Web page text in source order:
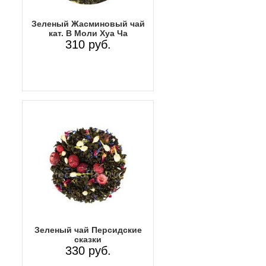
Зеленый Жасминовый чай
кат. В Моли Хуа Ча
310 руб.
Зеленый чай Персидские
сказки
330 руб.